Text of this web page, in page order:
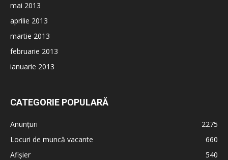
mai 2013
aprilie 2013
martie 2013
februarie 2013
ianuarie 2013
CATEGORIE POPULARĂ
Anunțuri
2275
Locuri de muncă vacante
660
Afișier
540